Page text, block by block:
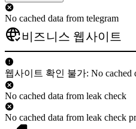
No cached data from telegram
비즈니스 웹사이트
웹사이트 확인 불가: No cached
No cached data from leak check
No cached data from leak check